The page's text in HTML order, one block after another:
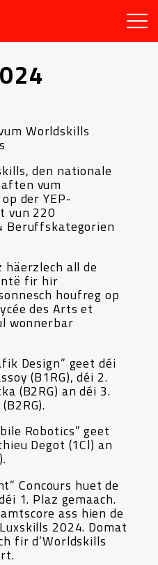
Worldskills
den nationale
vum
der YEP-
vun 220
Beruffskategorien
all de
fir hir
houfreg op
des Arts et
wonnerbar
Design” geet déi
(B1RG), déi 2.
(B2RG) an déi 3.
Robotics” geet
Degot (1Cl) an
Concours huet de
1. Plaz gemaach.
ass hien de
2024. Domat
fir d’Worldskills